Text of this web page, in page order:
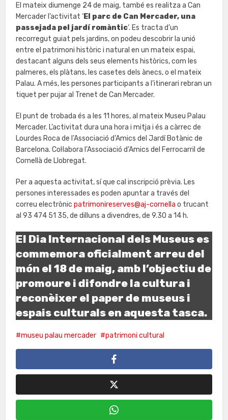
El mateix diumenge 24 de maig, també es realitza a Can
Mercader l’activitat ‘ El parc de Can Mercader, una
passejada pel jardí romàntic‘. Es tracta d’un
recorregut guiat pels jardins, on podeu descobrir la unió
entre el patrimoni històric i natural en un mateix espai,
destacant alguns dels seus elements històrics, com les
palmeres, els plàtans, les casetes dels ànecs, o el mateix
Palau. A més, les persones participants a l’itinerari rebran un
tiquet per pujar al Trenet de Can Mercader.
El punt de trobada és a les 11 hores, al mateix Museu Palau
Mercader. L’activitat dura una hora i mitja i és a càrrec de
Lourdes Roca de l’Associació d’Amics del Jardí Botànic de
Barcelona. Col·labora l’Associació d’Amics del Ferrocarril de
Cornellà de Llobregat.
Per a aquesta activitat, sí que cal inscripció prèvia. Les
persones interessades es poden apuntar a través del
correu electrònicpatrimonireserves@aj-cornella o trucant
al 93 474 51 35, de dilluns a divendres, de 9.30 a 14 h.
El Dia Internacional dels Museus es
commemora oficialment arreu del
món el 18 de maig, amb l’objectiu de
promoure i difondre la cultura i
reconèixer el paper de museus i
espais culturals en aquesta tasca.
museu palau mercader patrimoni cultural